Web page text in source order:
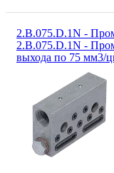
2.B.075.D.1N -
2.B.075.D.1N -
выхода по 75 мм3/